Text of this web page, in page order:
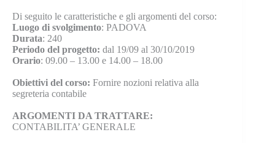
Di seguito le caratteristiche e gli argomenti del corso:
Luogo di svolgimento: PADOVA
Durata: 240
Periodo del progetto: dal 19/09 al 30/10/2019
Orario: 09.00 – 13.00 e 14.00 – 18.00
Obiettivi del corso: Fornire nozioni relativa alla
segreteria contabile
ARGOMENTI DA TRATTARE:
CONTABILITA’ GENERALE